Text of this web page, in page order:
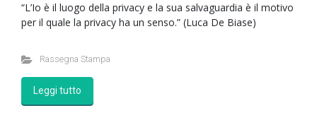
“L’Io è il luogo della privacy e la sua salvaguardia è il motivo
per il quale la privacy ha un senso.” (Luca De Biase)
Rassegna Stampa
Leggi tutto